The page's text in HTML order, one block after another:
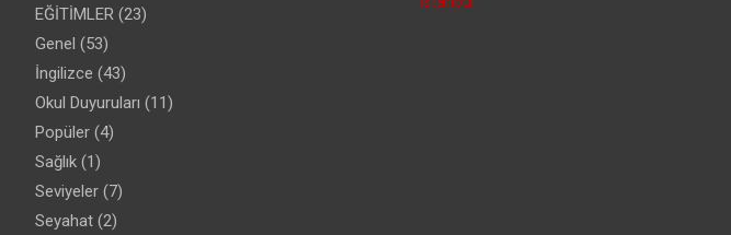
EĞİTİMLER (23)
Genel (53)
İngilizce (43)
Okul Duyuruları (11)
Popüler (4)
Sağlık (1)
Seviyeler (7)
Seyahat (2)